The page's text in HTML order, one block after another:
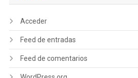
Acceder
Feed de entradas
Feed de comentarios